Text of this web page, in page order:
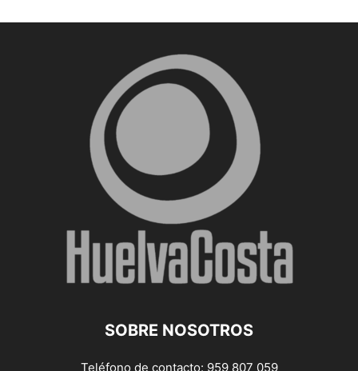
SOBRE NOSOTROS
Teléfono de contacto: 959 807 059